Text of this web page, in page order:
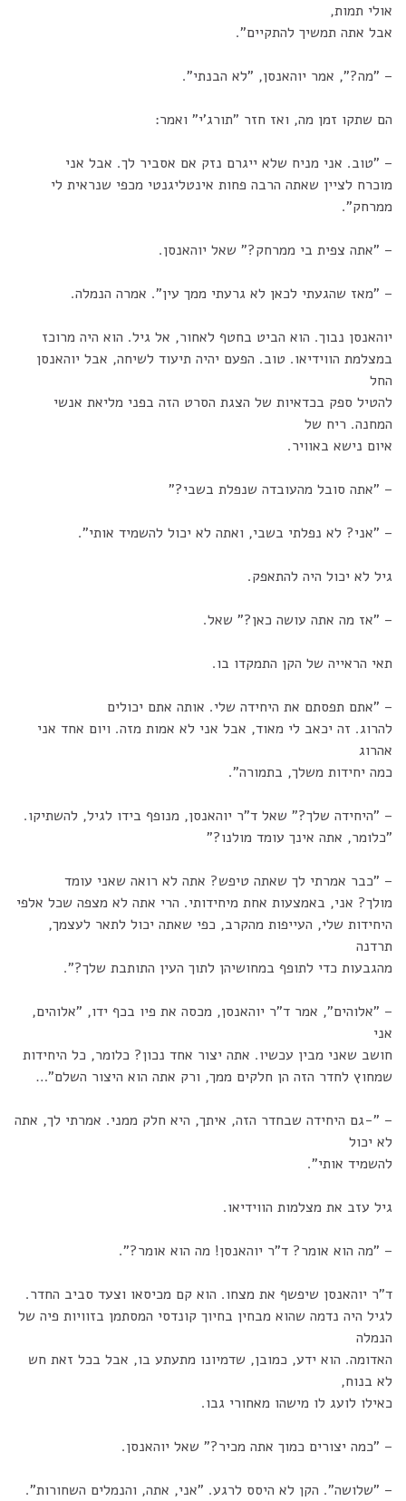
אולי תמות,
אבל אתה תמשיך להתקיים".
– "מה?", אמר יוהאנסן, "לא הבנתי".
הם שתקו זמן מה, ואז חזר "תורג'י" ואמר:
– "טוב. אני מניח שלא ייגרם נזק אם אסביר לך. אבל אני
מוכרח לציין שאתה הרבה פחות אינטליגנטי מכפי שנראית לי
ממרחק".
– "אתה צפית בי ממרחק?" שאל יוהאנסן.
– "מאז שהגעתי לכאן לא גרעתי ממך עין". אמרה הנמלה.
יוהאנסן נבוך. הוא הביט בחטף לאחור, אל גיל. הוא היה מרוכז
במצלמת הווידיאו. טוב. הפעם יהיה תיעוד לשיחה, אבל יוהאנסן
החל
להטיל ספק בכדאיות של הצגת הסרט הזה בפני מליאת אנשי
המחנה. ריח של
איום נישא באוויר.
– "אתה סובל מהעובדה שנפלת בשבי?"
– "אני? לא נפלתי בשבי, ואתה לא יכול להשמיד אותי".
גיל לא יכול היה להתאפק.
– "אז מה אתה עושה כאן?" שאל.
תאי הראייה של הקן התמקדו בו.
– "אתם תפסתם את היחידה שלי. אותה אתם יכולים
להרוג. זה יכאב לי מאוד, אבל אני לא אמות מזה. ויום אחד אני
אהרוג
כמה יחידות משלך, בתמורה".
– "היחידה שלך?" שאל ד"ר יוהאנסן, מנופף בידו לגיל, להשתיקו.
"כלומר, אתה אינך עומד מולנו?"
– "כבר אמרתי לך שאתה טיפש? אתה לא רואה שאני עומד
מולך? אני, באמצעות אחת מיחידותי. הרי אתה לא מצפה שכל אלפי
היחידות שלי, העייפות מהקרב, כפי שאתה יכול לתאר לעצמך,
תרדנה
מהגבעות כדי לתופף במחושיהן לתוך העין התותבת שלך?".
– "אלוהים", אמר ד"ר יוהאנסן, מכסה את פיו בכף ידו, "אלוהים,
אני
חושב שאני מבין עכשיו. אתה יצור אחד נכון? כלומר, כל היחידות
שמחוץ לחדר הזה הן חלקים ממך, ורק אתה הוא היצור השלם"…
– "-גם היחידה שבחדר הזה, איתך, היא חלק ממני. אמרתי לך, אתה
לא יכול
להשמיד אותי".
גיל עזב את מצלמות הווידיאו.
– "מה הוא אומר? ד"ר יוהאנסן! מה הוא אומר?".
ד"ר יוהאנסן שיפשף את מצחו. הוא קם מכיסאו וצעד סביב החדר.
לגיל היה נדמה שהוא מבחין בחיוך קונדסי המסתמן בזוויות פיה של
הנמלה
האדומה. הוא ידע, כמובן, שדמיונו מתעתע בו, אבל בכל זאת חש
לא בנוח,
כאילו לועג לו מישהו מאחורי גבו.
– "כמה יצורים כמוך אתה מכיר?" שאל יוהאנסן.
– "שלושה". הקן לא היסס לרגע. "אני, אתה, והנמלים השחורות".